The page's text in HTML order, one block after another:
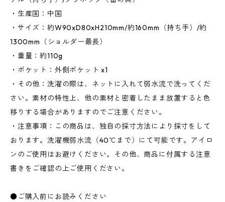
・生産国：中国
・サイズ：約W90xD80xH210mm/約160mm（持ち手）/約
1300mm（ショルダー最長）
・重量：約110g
・ポケット：外側ポケット x1
・その他：洗濯の際は、ネットに入れて弱水流で洗ってくだ
さい。素材の特性上、他の素材と密着したまま放置すると色
移りする場合がありますのでご注意ください。
・注意事項：この商品は、独自の採寸方法により採寸をして
おります。洗濯機弱水流（40℃まで）にて可能です。アイロ
ンのご使用はお避けください。その他、商品に付属する注意
書きをご確認の上ご使用ください。
●ご購入前にお読みください